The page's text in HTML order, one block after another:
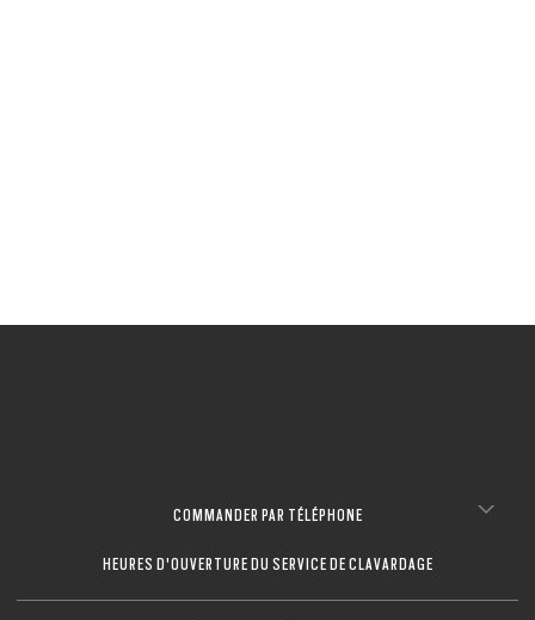
COMMANDER PAR TÉLÉPHONE
HEURES D'OUVERTURE DU SERVICE DE CLAVARDAGE